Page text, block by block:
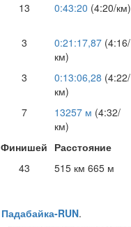
13 0:43:20 (4:20/км)
3 0:21:17,87 (4:16/
км)
3 0:13:06,28 (4:22/
км)
7 13257 м (4:32/
км)
Финишей Расстояние
43
515 км 665 м
Падабайка-RUN.